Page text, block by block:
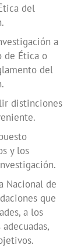
del
a
de Ética o
del
distinciones
y los
Nacional de
que
a los